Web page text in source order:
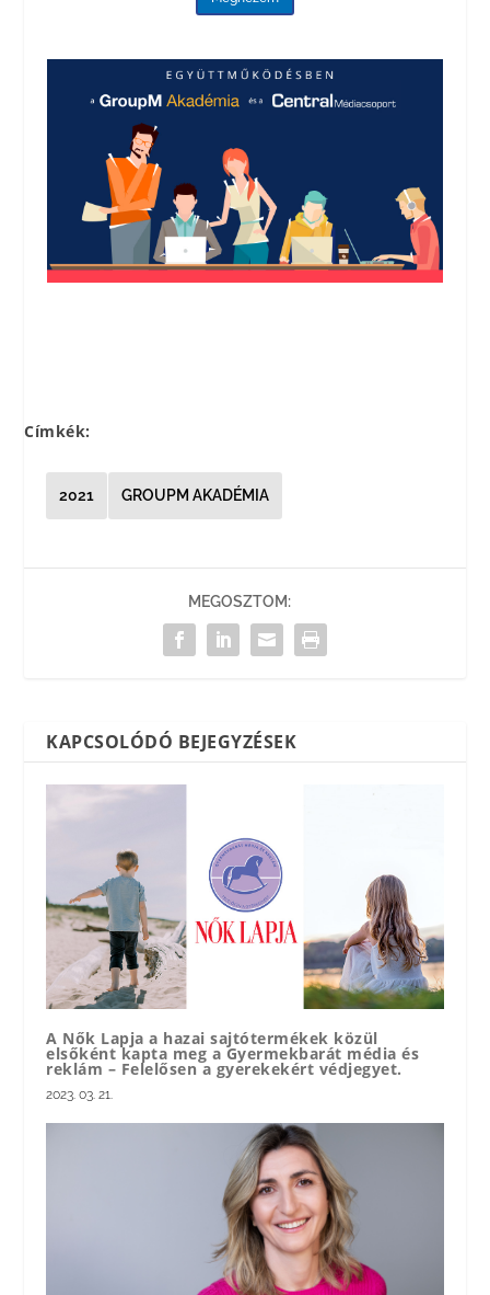
Címkék:
2021 GROUPM AKADÉMIA
MEGOSZTOM:
KAPCSOLÓDÓ BEJEGYZÉSEK
A Nők Lapja a hazai sajtótermékek közül
elsőként kapta meg a Gyermekbarát média és
reklám – Felelősen a gyerekekért védjegyet.
2023. 03. 21.